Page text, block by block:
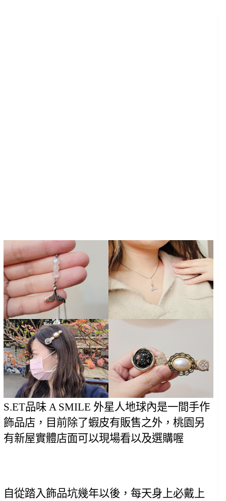
S.ET品味 A SMILE 外星人地球內是一間手作
飾品店，目前除了蝦皮有販售之外，桃園另
有新屋實體店面可以現場看以及選購喔
自從踏入飾品坑幾年以後，每天身上必戴上